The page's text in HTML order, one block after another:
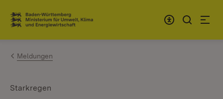
Zum Inhalt springen
Link zur Startseite
Meldungen
Starkregen